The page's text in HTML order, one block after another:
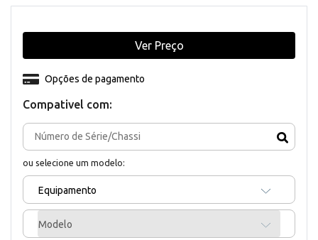
Compativel com:
ou selecione um modelo:
Equipamento
Modelo
Opções de pagamento
Ver Preço